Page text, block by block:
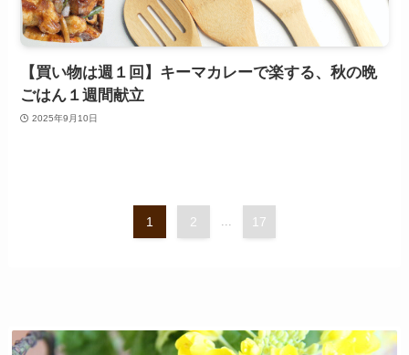
【買い物は週１回】キーマカレーで楽する、秋の晩
ごはん１週間献立
2025年9月10日
1 2 ... 17